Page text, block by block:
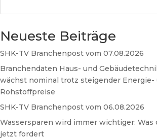
Neueste Beiträge
SHK-TV Branchenpost vom 07.08.2026
Branchendaten Haus- und
wächst nominal trotz steigender Energie-
Rohstoffpreise
SHK-TV Branchenpost vom 06.08.2026
Wassersparen wird immer wichtiger: Was
jetzt fordert